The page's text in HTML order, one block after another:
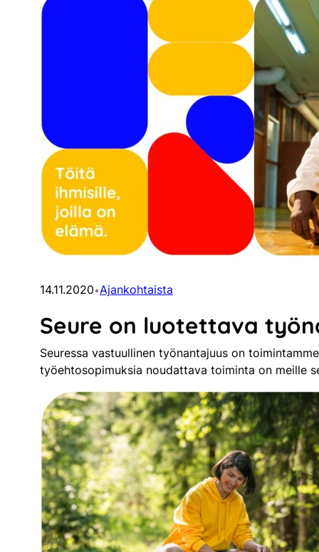
14.11.2020•Ajankohtaista
Seure on luotettava
Seuressa vastuullinen työnantajuus on
työehtosopimuksia noudattava toiminta on meille